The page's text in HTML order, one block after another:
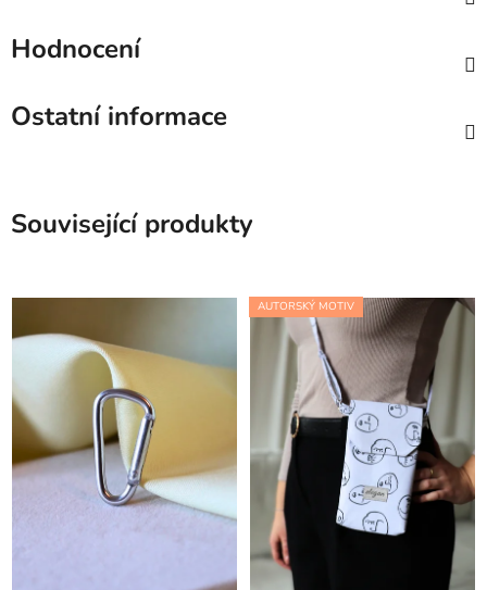
Hodnocení
Ostatní informace
Související produkty
AUTORSKÝ MOTIV